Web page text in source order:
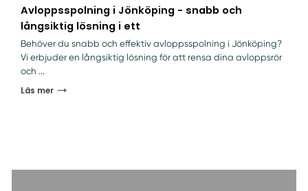
Avloppsspolning i Jönköping - snabb och
långsiktig lösning i ett
Behöver du snabb och effektiv avloppsspolning i Jönköping?
Vi erbjuder en långsiktig lösning för att rensa dina avloppsrör
och ...
Läs mer